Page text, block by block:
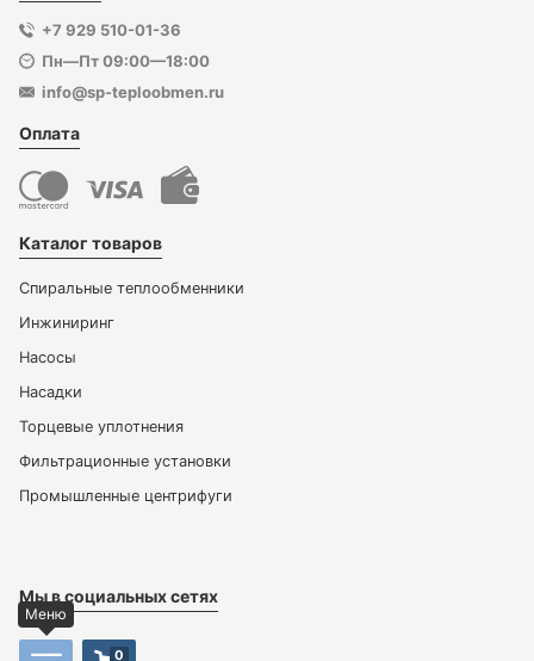
+7 929 510-01-36
Пн—Пт 09:00—18:00
info@sp-teploobmen.ru
Оплата
Каталог товаров
Спиральные теплообменники
Инжиниринг
Насосы
Насадки
Торцевые уплотнения
Фильтрационные установки
Промышленные центрифуги
Мы в социальных сетях
Меню
0